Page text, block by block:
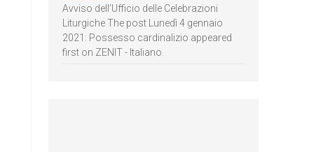
Avviso dell’Ufficio delle Celebrazioni
Liturgiche The post Lunedì 4 gennaio
2021: Possesso cardinalizio appeared
first on ZENIT - Italiano.